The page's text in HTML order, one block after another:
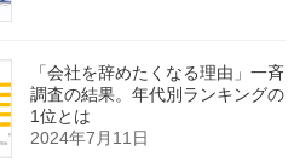
「会社を辞めたくなる理由」一斉
調査の結果。年代別ランキングの
1位とは
2024年7月11日